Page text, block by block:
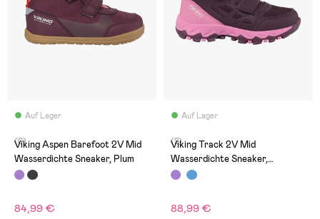
Auf Lager
(0)
Viking Aspen Barefoot 2V Mid
Wasserdichte Sneaker, Plum
84,99 €
Auf Lager
(2)
Viking Track 2V Mid
Wasserdichte Sneaker,
Plum/Multi
88,99 €